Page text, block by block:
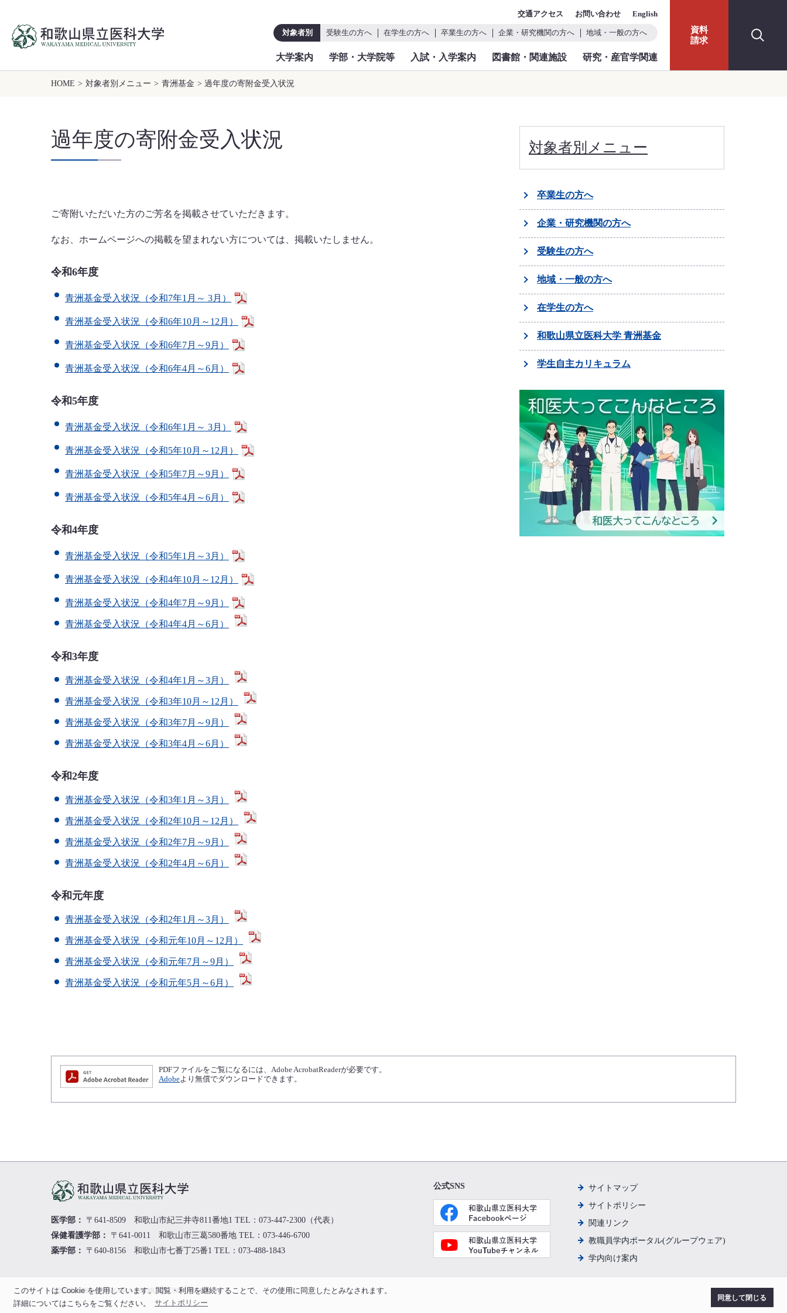
このサイトは Cookie を使用しています。閲覧・利用を継続することで、その使用に同意したとみなされます。
詳細についてはこちらをご覧ください。
サイトポリシー
同意して閉じる
対象者別 受験生の方へ 在学生の方へ 卒業生の方へ 企業・研究機関の方へ 地域・一般の方へ
大学案内 学部・大学院等 入試・入学案内 図書館・関連施設 研究・産官学関連
交通アクセス お問い合わせ English
資料
請求
HOME > 対象者別メニュー > 青洲基金 > 過年度の寄附金受入状況
過年度の寄附金受入状況
ご寄附いただいた方のご芳名を掲載させていただきます。
なお、ホームページへの掲載を望まれない方については、掲載いたしません。
令和6年度
青洲基金受入状況（令和7年1月～ 3月）
青洲基金受入状況（令和6年10月～12月）
青洲基金受入状況（令和6年7月～9月）
青洲基金受入状況（令和6年4月～6月）
令和5年度
青洲基金受入状況（令和6年1月～ 3月）
青洲基金受入状況（令和5年10月～12月）
青洲基金受入状況（令和5年7月～9月）
青洲基金受入状況（令和5年4月～6月）
令和4年度
青洲基金受入状況（令和5年1月～3月）
青洲基金受入状況（令和4年10月～12月）
青洲基金受入状況（令和4年7月～9月）
青洲基金受入状況（令和4年4月～6月）
令和3年度
青洲基金受入状況（令和4年1月～3月）
青洲基金受入状況（令和3年10月～12月）
青洲基金受入状況（令和3年7月～9月）
青洲基金受入状況（令和3年4月～6月）
令和2年度
青洲基金受入状況（令和3年1月～3月）
青洲基金受入状況（令和2年10月～12月）
青洲基金受入状況（令和2年7月～9月）
青洲基金受入状況（令和2年4月～6月）
令和元年度
青洲基金受入状況（令和2年1月～3月）
青洲基金受入状況（令和元年10月～12月）
青洲基金受入状況（令和元年7月～9月）
青洲基金受入状況（令和元年5月～6月）
対象者別メニュー
卒業生の方へ
企業・研究機関の方へ
受験生の方へ
地域・一般の方へ
在学生の方へ
和歌山県立医科大学 青洲基金
学生自主カリキュラム
PDFファイルをご覧になるには、Adobe AcrobatReaderが必要です。
Adobeより無償でダウンロードできます。
医学部： 〒641-8509 和歌山市紀三井寺811番地1 TEL：073-447-2300（代表）
保健看護学部：
〒641-0011 和歌山市三葛580番地 TEL：073-446-6700
薬学部：
〒640-8156 和歌山市七番丁25番1 TEL：073-488-1843
公式SNS
サイトマップ
サイトポリシー
関連リンク
教職員学内ポータル(グループウェア)
学内向け案内
© 2022-2026WAKAYAMA MEDICAL UNIVERSITY